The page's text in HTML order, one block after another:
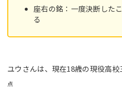
座右の銘：一度決断した
る
ユウさんは、現在18歳の現役高校
点